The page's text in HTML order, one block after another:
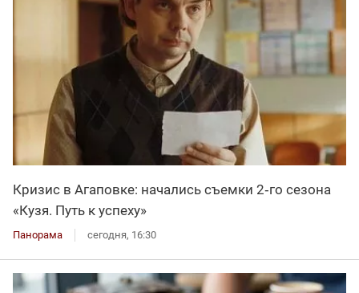
Кризис в Агаповке: начались съемки 2‑го сезона
«Кузя. Путь к успеху»
Панорама сегодня, 16:30